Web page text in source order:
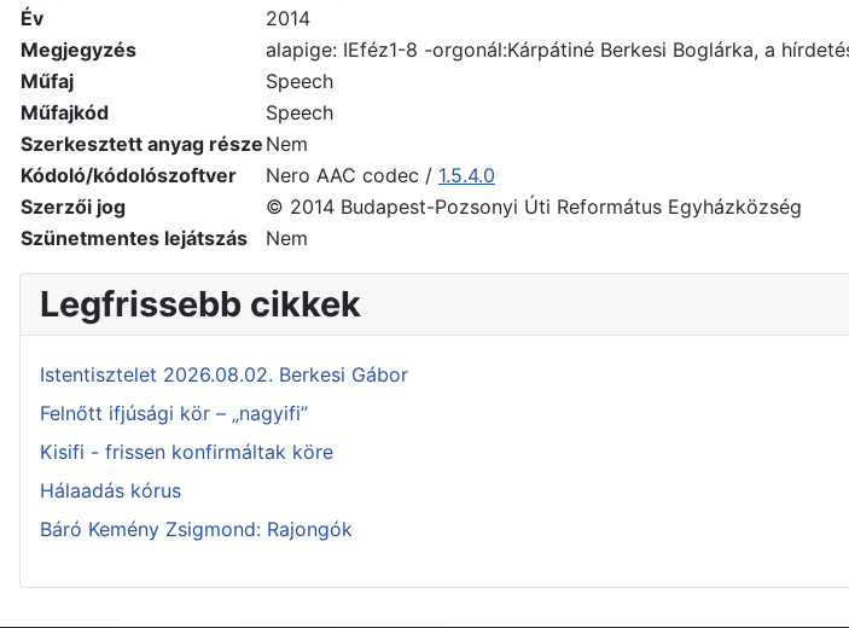
Év
2014
Megjegyzés
alapige: IEféz1-8 -orgonál:Kárpátiné Berkesi Boglárka, a
Műfaj
Speech
Műfajkód
Speech
Szerkesztett anyag része Nem
Kódoló/kódolószoftver
Nero AAC codec / 1.5.4.0
Szerzői jog
© 2014 Budapest-Pozsonyi Úti Református Egyházközség
Szünetmentes lejátszás
Nem
Legfrissebb cikkek
Istentisztelet 2026.08.02. Berkesi Gábor
Felnőtt ifjúsági kör – „nagyifi”
Kisifi - frissen konfirmáltak köre
Hálaadás kórus
Báró Kemény Zsigmond: Rajongók